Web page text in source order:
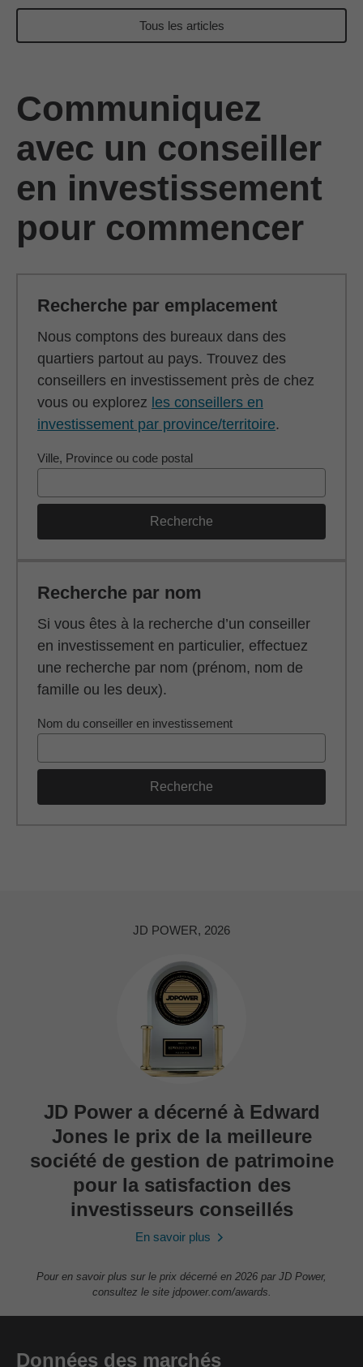
Tous les articles
Communiquez
avec un conseiller
en investissement
pour commencer
Recherche par emplacement
Nous comptons des bureaux dans des
quartiers partout au pays. Trouvez des
conseillers en investissement près de chez
vous ou explorez les conseillers en
investissement par province/territoire.
Ville, Province ou code postal
Recherche
Recherche par nom
Si vous êtes à la recherche d’un conseiller
en investissement en particulier, effectuez
une recherche par nom (prénom, nom de
famille ou les deux).
Nom du conseiller en investissement
Recherche
JD POWER, 2026
JD Power a décerné à Edward
Jones le prix de la meilleure
société de gestion de patrimoine
pour la satisfaction des
investisseurs conseillés
En savoir plus
Pour en savoir plus sur le prix décerné en 2026 par JD Power,
consultez le site jdpower.com/awards.
Données des marchés